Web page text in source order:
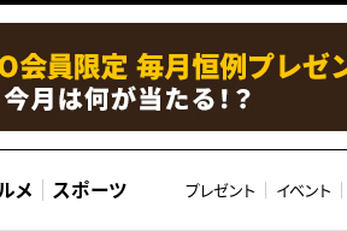
メ スポーツ プレゼント イベント